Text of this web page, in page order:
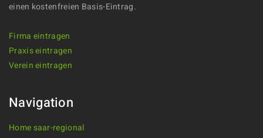
einen kostenfreien Basis-Eintrag.
Firma eintragen
Praxis eintragen
Verein eintragen
Navigation
Home saar-regional